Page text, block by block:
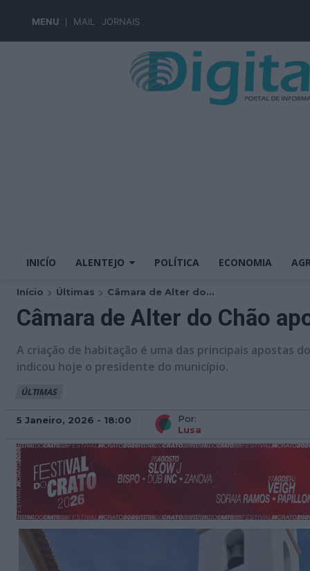
MENU MAIL JORNAIS
INICÍO ALENTEJO POLÍTICA ECONOMIA
Início Últimas Câmara de Alter do...
Câmara de Alter do Chão
A criação de habitação é uma das principais apostas
indicou hoje o presidente do município.
ÚLTIMAS
5 Janeiro, 2026 - 18:00
Por:
Lusa